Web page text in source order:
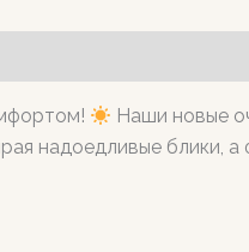
Наши новые
надоедливые блики,